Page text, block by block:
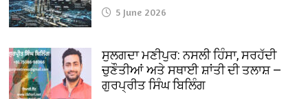
5 June 2026
ਸੁਲਗਦਾ ਮਣੀਪੁਰ: ਨਸਲੀ ਹਿੰਸਾ, ਸਰਹੱਦੀ
ਚੁਣੌਤੀਆਂ ਅਤੇ ਸਥਾਈ ਸ਼ਾਂਤੀ ਦੀ ਤਲਾਸ਼ —
ਗੁਰਪ੍ਰੀਤ ਸਿੰਘ ਬਿਲਿੰਗ